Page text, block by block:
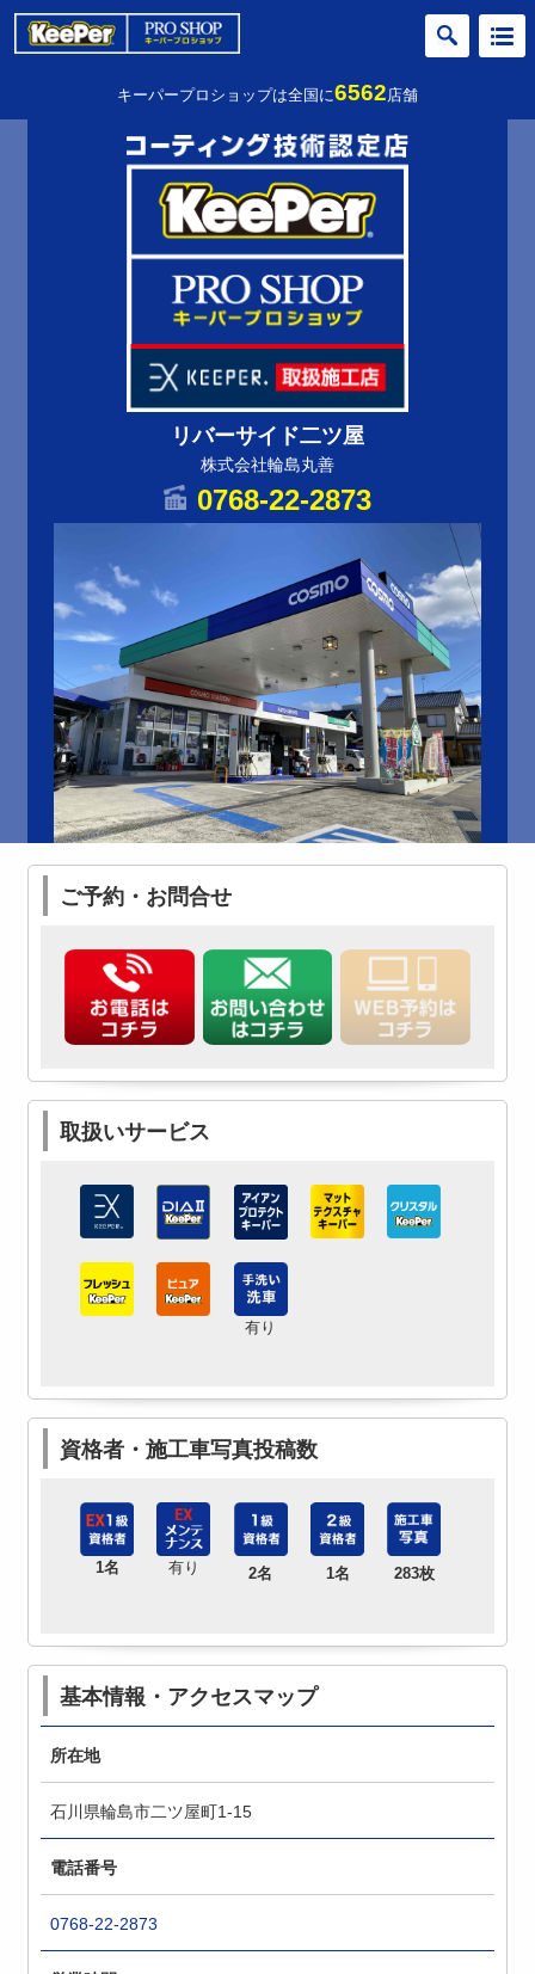
キーパープロショップは全国に6562店舗
リバーサイド二ツ屋
株式会社輪島丸善
0768-22-2873
ご予約・お問合せ
取扱いサービス
有り
資格者・施工車写真投稿数
1名 有り 2名 1名 283枚
基本情報・アクセスマップ
所在地
石川県輪島市二ツ屋町1-15
電話番号
0768-22-2873